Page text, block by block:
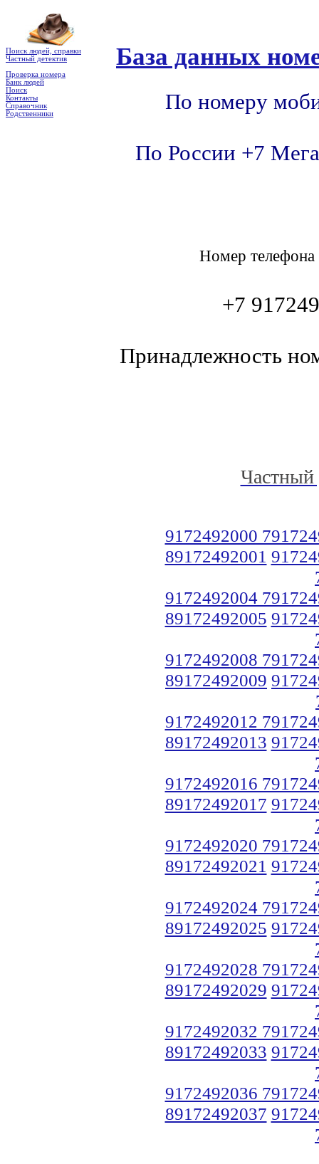
Поиск людей, справки
Частный детектив
Проверка номера
Банк людей
Поиск
Контакты
Справочник
Родственники
База данных
По номеру
По России +7
Номер
+7
Принадлежность
Частный
9172492000
89172492001
9172492004
89172492005
9172492008
89172492009
9172492012
89172492013
9172492016
89172492017
9172492020
89172492021
9172492024
89172492025
9172492028
89172492029
9172492032
89172492033
9172492036
89172492037